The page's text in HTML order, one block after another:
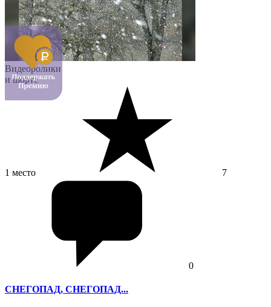
Видеоролики
и шортс
1 место 7
0
СНЕГОПАД, СНЕГОПАД...